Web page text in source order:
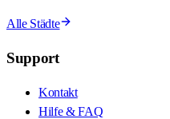
Alle Städte
Support
Kontakt
Hilfe & FAQ